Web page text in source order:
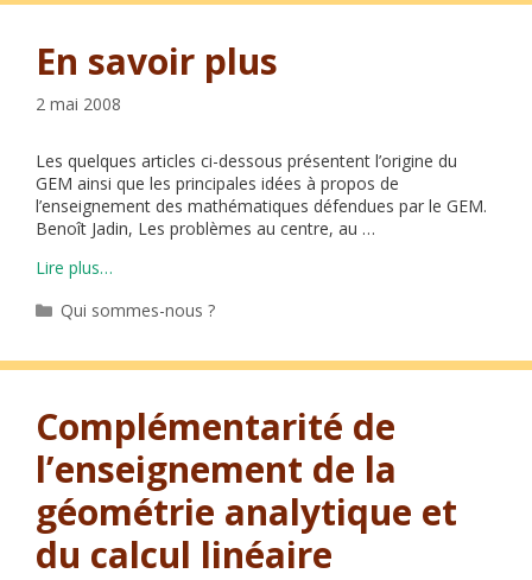
En savoir plus
2 mai 2008
Les quelques articles ci-dessous présentent l’origine du
GEM ainsi que les principales idées à propos de
l’enseignement des mathématiques défendues par le GEM.
Benoît Jadin, Les problèmes au centre, au …
Lire plus…
Catégories
Qui sommes-nous ?
Complémentarité de
l’enseignement de la
géométrie analytique et
du calcul linéaire